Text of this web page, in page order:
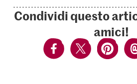
Condividi questo
amici!